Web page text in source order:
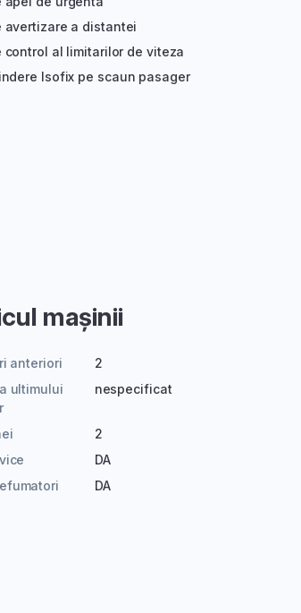
avertizare a distantei
control al limitarilor de viteza
Isofix pe scaun pasager
mașinii
anteriori
2
ultimului
nespecificat
2
DA
DA